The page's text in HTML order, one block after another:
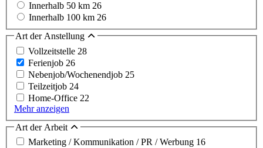
Innerhalb 50 km 26
Innerhalb 100 km 26
Art der Anstellung
Vollzeitstelle 28
Ferienjob 26
Nebenjob/Wochenendjob 25
Teilzeitjob 24
Home-Office 22
Mehr anzeigen
Art der Arbeit
Marketing / Kommunikation / PR / Werbung 16